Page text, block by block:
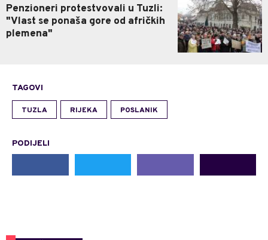
Penzioneri protestvovali u Tuzli:
"Vlast se ponaša gore od afričkih
plemena"
TAGOVI
TUZLA RIJEKA POSLANIK
PODIJELI